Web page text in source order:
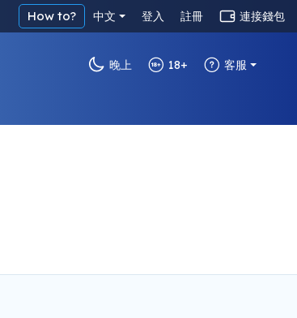
How to? 中文 登入 註冊 連接錢包
晚上 18+ 客服